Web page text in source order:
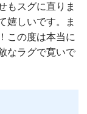
もスグに直りま
嬉しいです。ま
この度は本当に
なラグで寛いで